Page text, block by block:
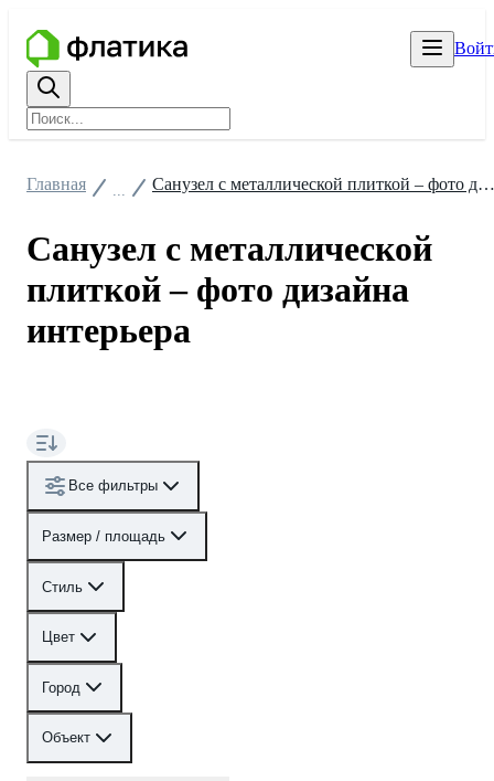
Главная Санузел с металлической плиткой – фото дизайна интерьера
Санузел с металлической
плиткой – фото дизайна
интерьера
Все фильтры
Размер / площадь
Стиль
Цвет
Город
Объект